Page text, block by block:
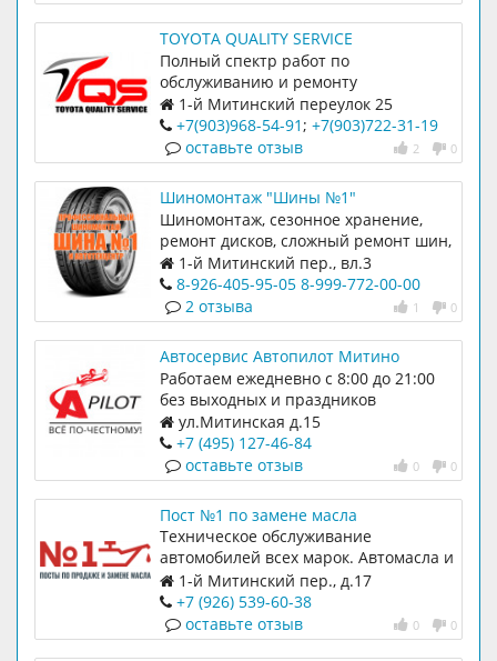
TOYOTA QUALITY SERVICE
Полный спектр работ по
обслуживанию и ремонту
автомобилей TOYOTA и LEXUS.
1-й Митинский переулок 25
(143441)
+7(903)968-54-91; +7(903)722-31-19
2 0
оставьте отзыв
Шиномонтаж "Шины №1"
Шиномонтаж, сезонное хранение,
ремонт дисков, сложный ремонт шин,
сварка аргоном, покраска дисков
1-й Митинский пер., вл.3
8-926-405-95-05 8-999-772-00-00
1 0
2 отзыва
Автосервис Автопилот Митино
Работаем ежедневно с 8:00 до 21:00
без выходных и праздников
ул.Митинская д.15
+7 (495) 127-46-84
0 0
оставьте отзыв
Пост №1 по замене масла
Техническое обслуживание
автомобилей всех марок. Автомасла и
расходники
1-й Митинский пер., д.17
+7 (926) 539-60-38
0 0
оставьте отзыв